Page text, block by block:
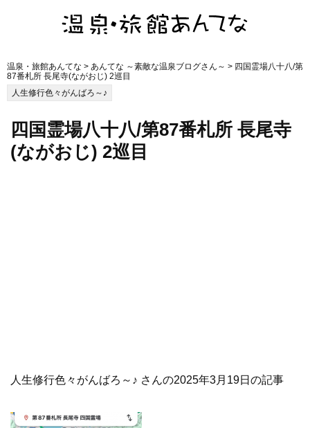
温泉・旅館あんてな > あんてな ～素敵な温泉ブログさん～ > 四国霊場八十八/第
87番札所 長尾寺(ながおじ) 2巡目
人生修行色々がんばろ～♪
四国霊場八十八/第87番札所 長尾寺
(ながおじ) 2巡目
人生修行色々がんばろ～♪ さんの2025年3月19日の記事